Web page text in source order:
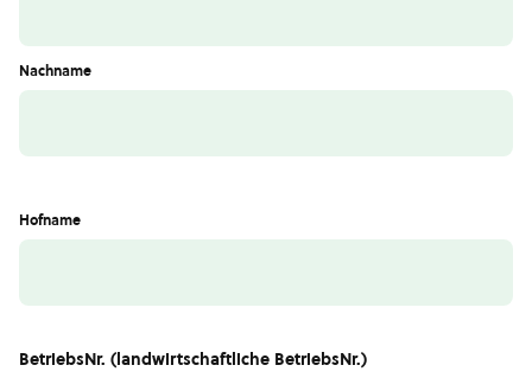
Nachname
Hofname
BetriebsNr. (landwirtschaftliche BetriebsNr.)